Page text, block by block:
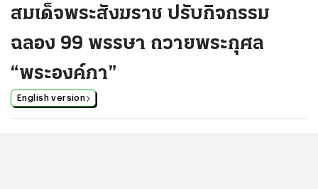
สมเด็จพระสังฆราช ปรับกิจกรรม
ฉลอง 99 พรรษา ถวายพระกุศล
“พระองค์ภา”
English version